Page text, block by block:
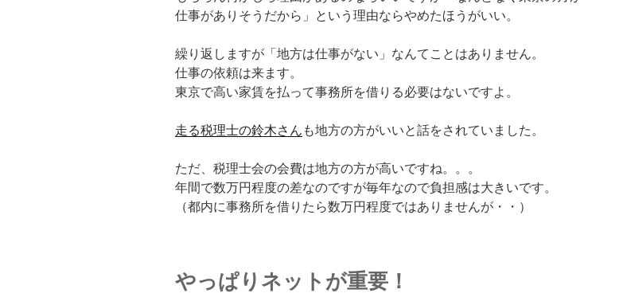
仕事がありそうだから」という理由ならやめたほうがいい。
繰り返しますが「地方は仕事がない」なんてことはありません。
仕事の依頼は来ます。
東京で高い家賃を払って事務所を借りる必要はないですよ。
走る税理士の鈴木さん も地方の方がいいと話をされていました。
ただ、税理士会の会費は地方の方が高いですね。。。
年間で数万円程度の差なのですが毎年なので負担感は大きいです。
（都内に事務所を借りたら数万円程度ではありませんが・・）
やっぱりネットが重要！